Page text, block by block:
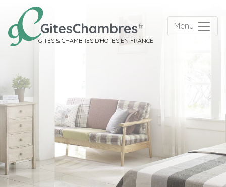
GITES & CHAMBRES D'HOTES EN FRANCE
Menu